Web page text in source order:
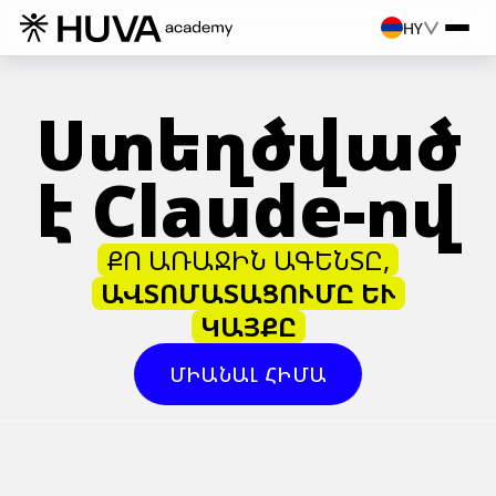
HY
Ստեղծված
է Claude-ով
ՔՈ ԱՌԱՋԻՆ ԱԳԵՆՏԸ,
ԱՎՏՈՄԱՏԱՑՈՒՄԸ ԵՒ
ԿԱՅՔԸ
ՄԻԱՆԱԼ ՀԻՄԱ